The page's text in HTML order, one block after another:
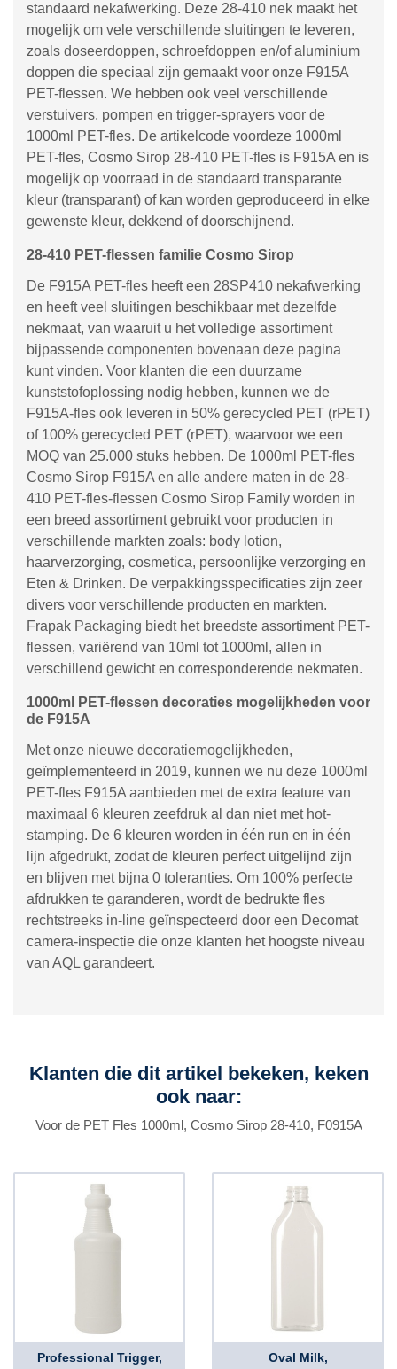
standaard nekafwerking. Deze 28-410 nek maakt het
mogelijk om vele verschillende sluitingen te leveren,
zoals doseerdoppen, schroefdoppen en/of aluminium
doppen die speciaal zijn gemaakt voor onze F915A
PET-flessen. We hebben ook veel verschillende
verstuivers, pompen en trigger-sprayers voor de
1000ml PET-fles. De artikelcode voordeze 1000ml
PET-fles, Cosmo Sirop 28-410 PET-fles is F915A en is
mogelijk op voorraad in de standaard transparante
kleur (transparant) of kan worden geproduceerd in elke
gewenste kleur, dekkend of doorschijnend.
28-410 PET-flessen familie Cosmo Sirop
De F915A PET-fles heeft een 28SP410 nekafwerking
en heeft veel sluitingen beschikbaar met dezelfde
nekmaat, van waaruit u het volledige assortiment
bijpassende componenten bovenaan deze pagina
kunt vinden. Voor klanten die een duurzame
kunststofoplossing nodig hebben, kunnen we de
F915A-fles ook leveren in 50% gerecycled PET (rPET)
of 100% gerecycled PET (rPET), waarvoor we een
MOQ van 25.000 stuks hebben. De 1000ml PET-fles
Cosmo Sirop F915A en alle andere maten in de 28-
410 PET-fles-flessen Cosmo Sirop Family worden in
een breed assortiment gebruikt voor producten in
verschillende markten zoals: body lotion,
haarverzorging, cosmetica, persoonlijke verzorging en
Eten & Drinken. De verpakkingsspecificaties zijn zeer
divers voor verschillende producten en markten.
Frapak Packaging biedt het breedste assortiment PET-
flessen, variërend van 10ml tot 1000ml, allen in
verschillend gewicht en corresponderende nekmaten.
1000ml PET-flessen decoraties mogelijkheden voor
de F915A
Met onze nieuwe decoratiemogelijkheden,
geïmplementeerd in 2019, kunnen we nu deze 1000ml
PET-fles F915A aanbieden met de extra feature van
maximaal 6 kleuren zeefdruk al dan niet met hot-
stamping. De 6 kleuren worden in één run en in één
lijn afgedrukt, zodat de kleuren perfect uitgelijnd zijn
en blijven met bijna 0 toleranties. Om 100% perfecte
afdrukken te garanderen, wordt de bedrukte fles
rechtstreeks in-line geïnspecteerd door een Decomat
camera-inspectie die onze klanten het hoogste niveau
van AQL garandeert.
Klanten die dit artikel bekeken, keken
ook naar:
Voor de PET Fles 1000ml, Cosmo Sirop 28-410, F0915A
Professional Trigger,
Oval Milk,